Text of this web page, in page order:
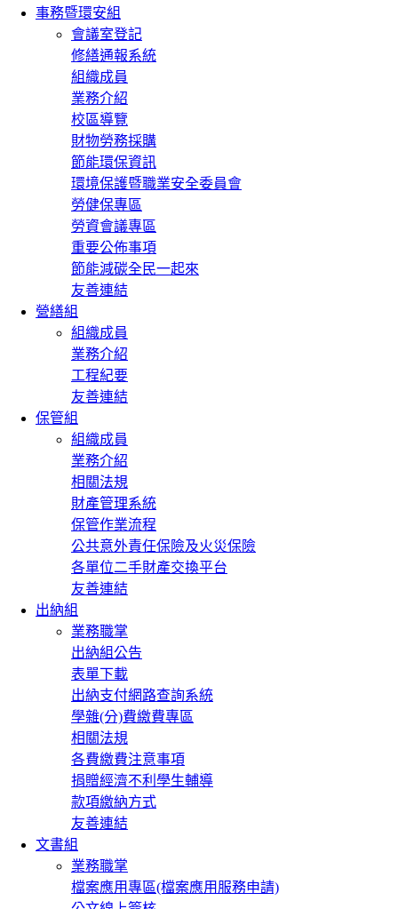
事務暨環安組
會議室登記
修繕通報系統
組織成員
業務介紹
校區導覽
財物勞務採購
節能環保資訊
環境保護暨職業安全委員會
勞健保專區
勞資會議專區
重要公佈事項
節能減碳全民一起來
友善連結
營繕組
組織成員
業務介紹
工程紀要
友善連結
保管組
組織成員
業務介紹
相關法規
財產管理系統
保管作業流程
公共意外責任保險及火災保險
各單位二手財產交換平台
友善連結
出納組
業務職掌
出納組公告
表單下載
出納支付網路查詢系統
學雜(分)費繳費專區
相關法規
各費繳費注意事項
捐贈經濟不利學生輔導
款項繳納方式
友善連結
文書組
業務職掌
檔案應用專區(檔案應用服務申請)